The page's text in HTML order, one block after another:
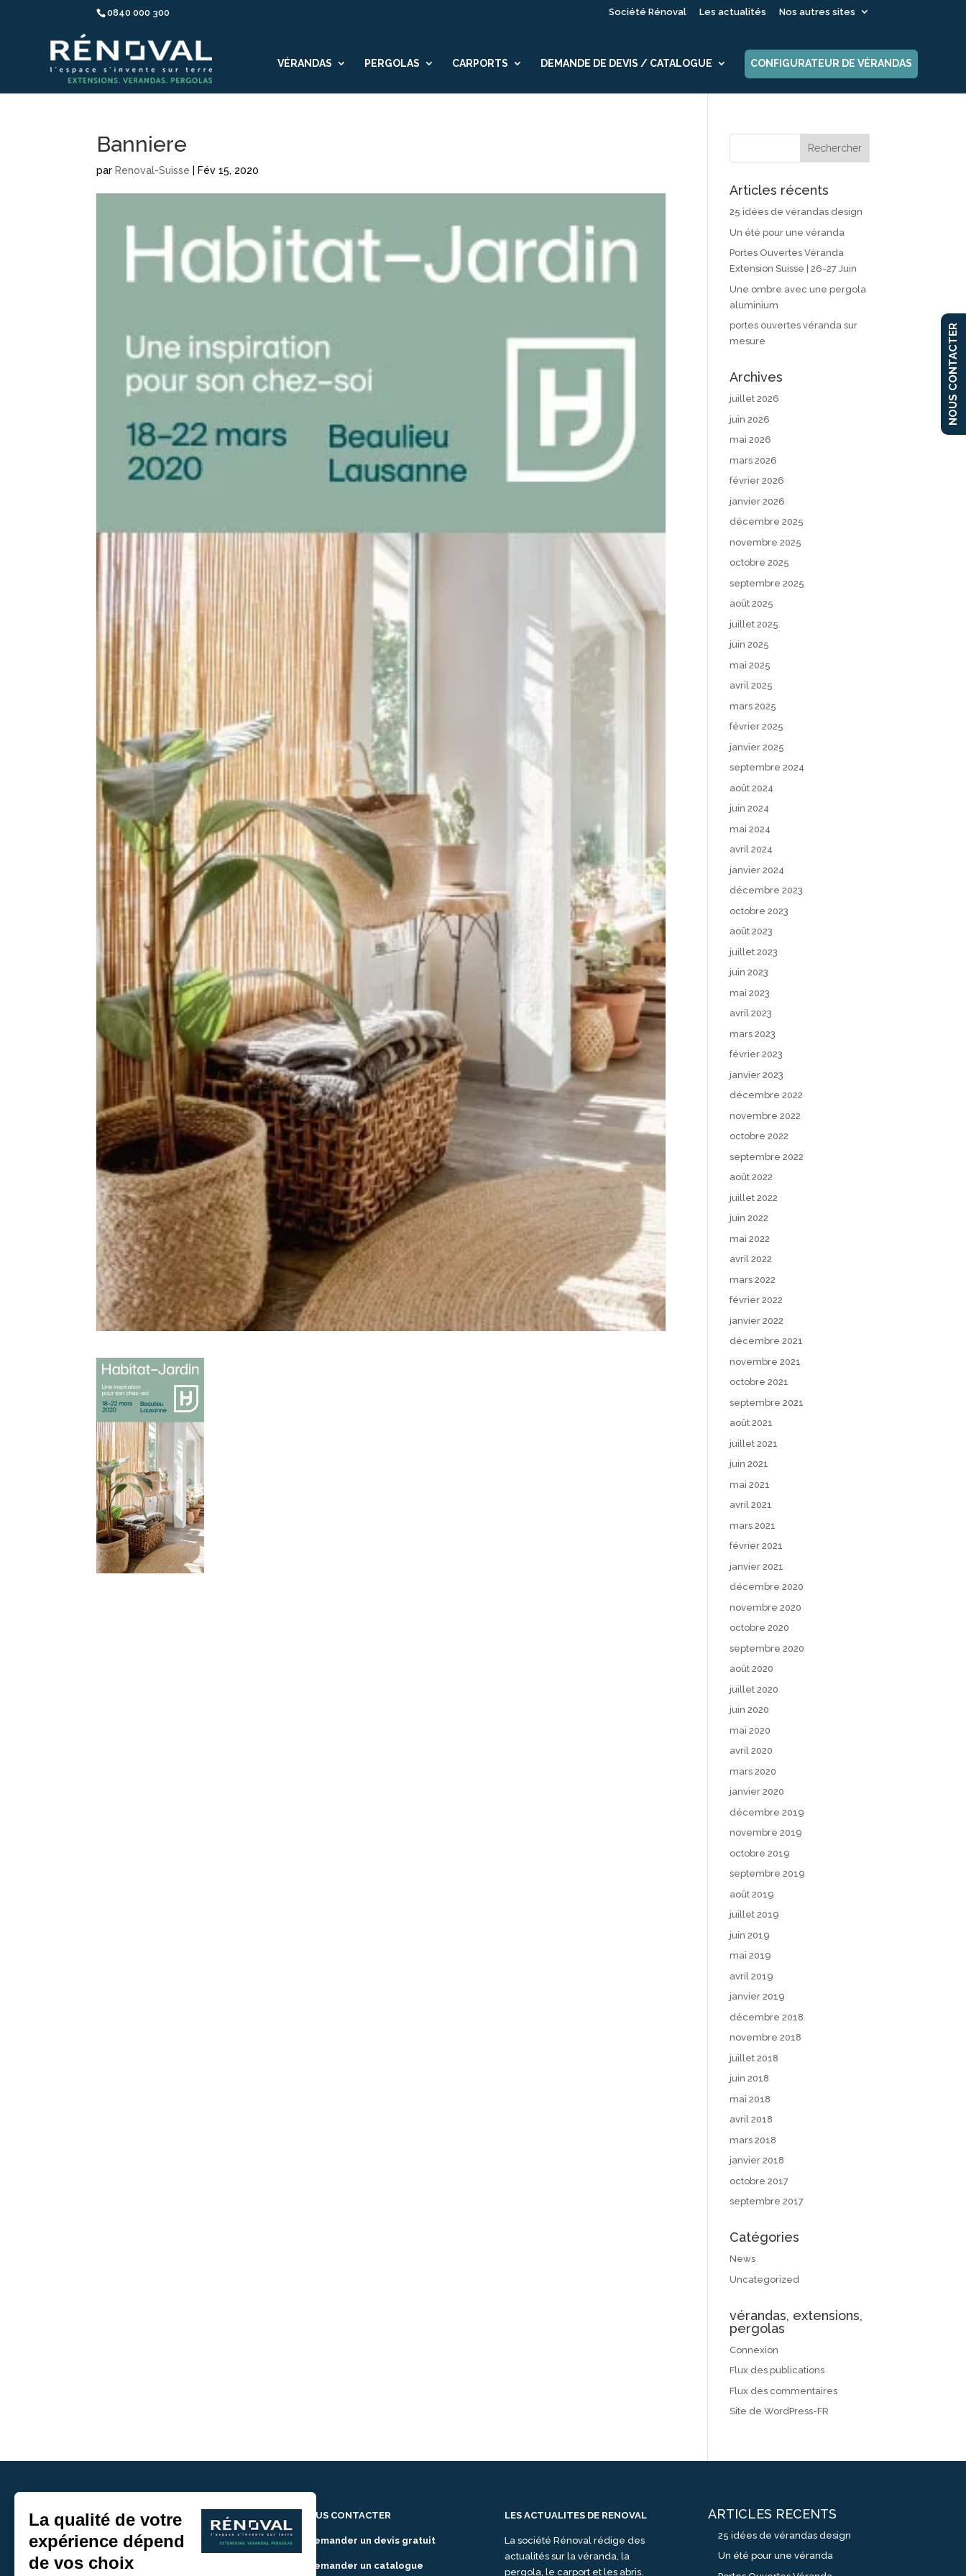
0840 000 300 Société Rénoval Les actualités Nos autres sites
VÉRANDAS PERGOLAS CARPORTS DEMANDE DE DEVIS / CATALOGUE CONFIGURATEUR DE VÉRANDAS
Banniere
par Renoval-Suisse Fév 15, 2020
Articles récents
25 idées de vérandas design
Un été pour une véranda
Portes Ouvertes Véranda
Extension Suisse | 26-27 Juin
Une ombre avec une pergola
aluminium
portes ouvertes véranda sur
mesure
Archives
juillet 2026
juin 2026
mai 2026
mars 2026
février 2026
janvier 2026
décembre 2025
novembre 2025
octobre 2025
septembre 2025
août 2025
juillet 2025
juin 2025
mai 2025
avril 2025
mars 2025
février 2025
janvier 2025
septembre 2024
août 2024
juin 2024
mai 2024
avril 2024
janvier 2024
décembre 2023
octobre 2023
août 2023
juillet 2023
juin 2023
mai 2023
avril 2023
mars 2023
février 2023
janvier 2023
décembre 2022
novembre 2022
octobre 2022
septembre 2022
août 2022
juillet 2022
juin 2022
mai 2022
avril 2022
mars 2022
février 2022
janvier 2022
décembre 2021
novembre 2021
octobre 2021
septembre 2021
août 2021
juillet 2021
juin 2021
mai 2021
avril 2021
mars 2021
février 2021
janvier 2021
décembre 2020
novembre 2020
octobre 2020
septembre 2020
août 2020
juillet 2020
juin 2020
mai 2020
avril 2020
mars 2020
janvier 2020
décembre 2019
novembre 2019
octobre 2019
septembre 2019
août 2019
juillet 2019
juin 2019
mai 2019
avril 2019
janvier 2019
décembre 2018
novembre 2018
juillet 2018
juin 2018
mai 2018
avril 2018
mars 2018
janvier 2018
octobre 2017
septembre 2017
Catégories
News
Uncategorized
vérandas, extensions,
pergolas
Connexion
Flux des publications
Flux des commentaires
Site de WordPress-FR
NOUS CONTACTER
> Demander un devis gratuit
> Demander un catalogue
LES ACTUALITES DE RENOVAL
La société Rénoval rédige des
actualités sur la véranda, la
pergola, le carport et les abris.
ARTICLES RECENTS
25 idées de vérandas design
Un été pour une véranda
NOUS CONTACTER